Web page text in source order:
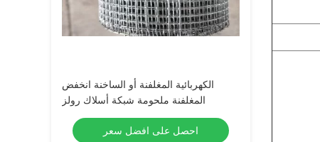
الكهربائية المغلفنة أو الساخنة انخفض
المغلفنة ملحومة شبكة أسلاك رولز
احصل على افضل سعر